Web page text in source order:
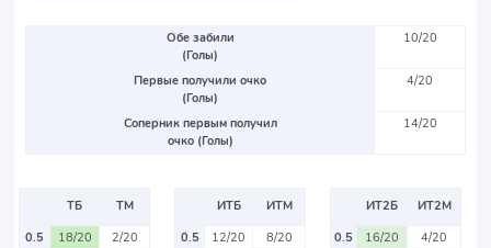
Обе забили
(Голы)
10/20
Первые получили очко
(Голы)
4/20
Соперник первым получил
очко (Голы)
14/20
ТБ
ТМ
0.5
18/20
2/20
ИТБ
ИТМ
0.5
12/20
8/20
ИТ2Б
ИТ2М
0.5
16/20
4/20